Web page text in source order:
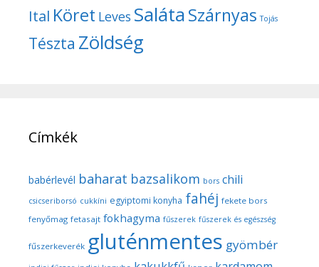
Ital Köret Leves SalátaSzárnyas Tojás
Tészta Zöldség
Címkék
babérlevél baharat bazsalikom bors chili
csicseriborsó cukkíni egyiptomi konyha fahéj fekete bors
fenyőmag fetasajt fokhagyma fűszerek fűszerek és egészség
fűszerkeverék gluténmentes gyömbér